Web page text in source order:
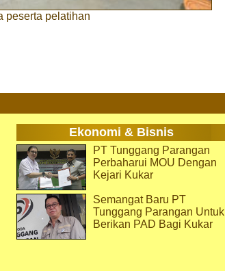
peserta pelatihan
Ekonomi & Bisnis
PT Tunggang Parangan
Perbaharui MOU Dengan
Kejari Kukar
Semangat Baru PT
Tunggang Parangan Untuk
Berikan PAD Bagi Kukar